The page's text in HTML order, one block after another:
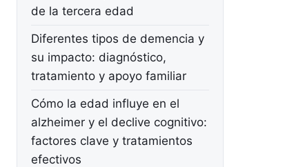
de la tercera edad
Diferentes tipos de demencia y
su impacto: diagnóstico,
tratamiento y apoyo familiar
Cómo la edad influye en el
alzheimer y el declive cognitivo:
factores clave y tratamientos
efectivos